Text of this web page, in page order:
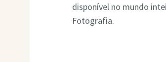
disponível no mundo
Fotografia.